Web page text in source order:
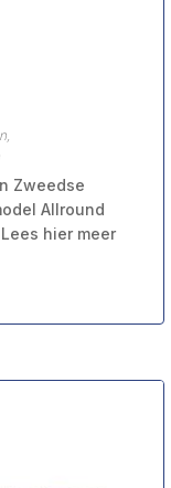
,
Zweedse
Allround
hier meer